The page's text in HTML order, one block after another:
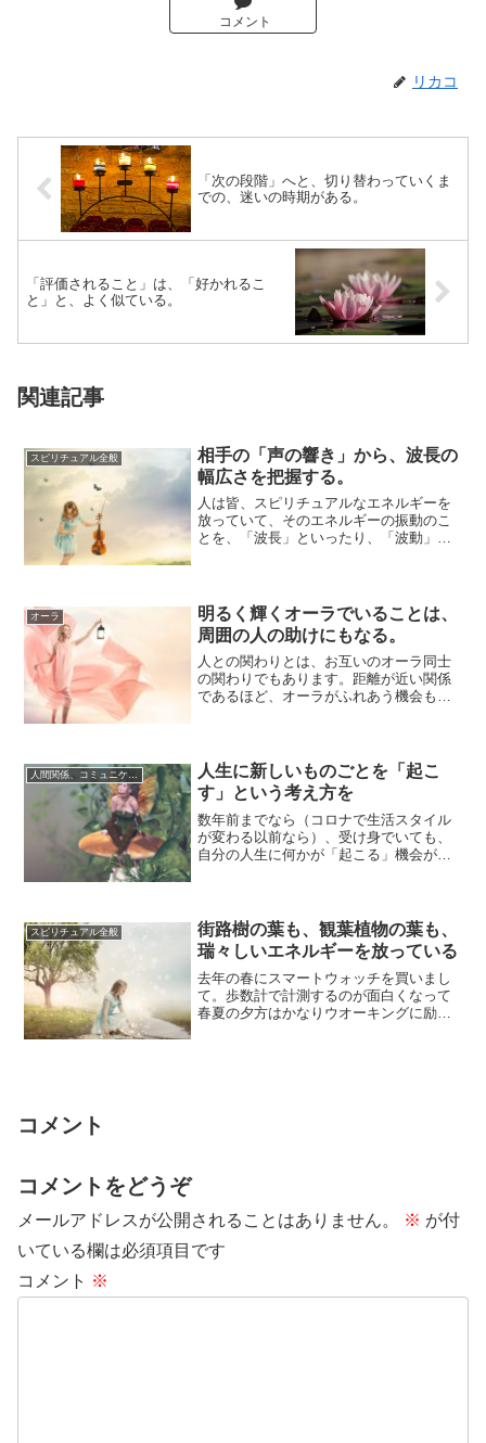
コメント
リカコ
「次の段階」へと、切り替わっていくま
での、迷いの時期がある。
「評価されること」は、「好かれるこ
と」と、よく似ている。
関連記事
スピリチュアル全般
相手の「声の響き」から、波長の
幅広さを把握する。
人は皆、スピリチュアルなエネルギーを
放っていて、そのエネルギーの振動のこ
とを、「波長」といったり、「波動」と
オーラ
明るく輝くオーラでいることは、
周囲の人の助けにもなる。
人との関わりとは、お互いのオーラ同士
の関わりでもあります。距離が近い関係
であるほど、オーラがふれあう機会も多
人生に新しいものごとを「起こ
す」という考え方を
数年前までなら（コロナで生活スタイル
が変わる以前なら）、受け身でいても、
自分の人生に何かが「起こる」機会がた
スピリチュアル全般
街路樹の葉も、観葉植物の葉も、
瑞々しいエネルギーを放っている
去年の春にスマートウォッチを買いまし
て。歩数計で計測するのが面白くなって
春夏の夕方はかなりウオーキングに励み
コメント
コメントをどうぞ
メールアドレスが公開されることはありません。 ※ が付
いている欄は必須項目です
コメント ※